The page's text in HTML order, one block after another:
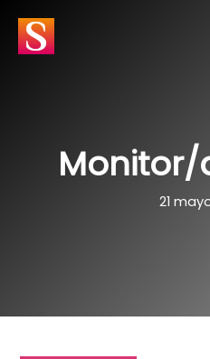
contenido
Monitor/
21